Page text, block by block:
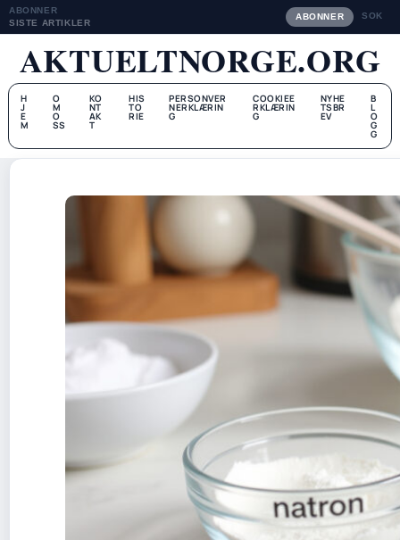
ABONNER
SISTE ARTIKLER
ABONNER SOK
AKTUELTNORGE.ORG
H
J
E
M
O
M
O
SS
KO
NT
AK
T
HIS
TO
RIE
PERSONVER
NERKLÆRIN
G
COOKIEE
RKLÆRIN
G
NYHE
TSBR
EV
B
L
O
G
G